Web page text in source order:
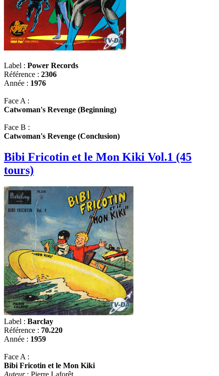
Label : Power Records
Référence : 2306
Année : 1976
Face A :
Catwoman's Revenge (Beginning)
Face B :
Catwoman's Revenge (Conclusion)
Bibi Fricotin et le Mon Kiki Vol.1 (45
tours)
Label : Barclay
Référence : 70.220
Année : 1959
Face A :
Bibi Fricotin et le Mon Kiki